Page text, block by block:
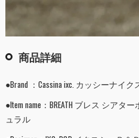
商品詳細
●Brand ：Cassina ixc. カッシーナイク
●Item name：BREATH ブレス シアタ
ュラル